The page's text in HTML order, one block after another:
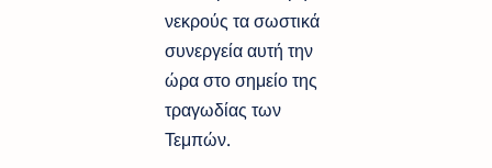
νεκρούς τα σωστικά
συνεργεία αυτή την
ώρα στο σημείο της
τραγωδίας των
Τεμπών.